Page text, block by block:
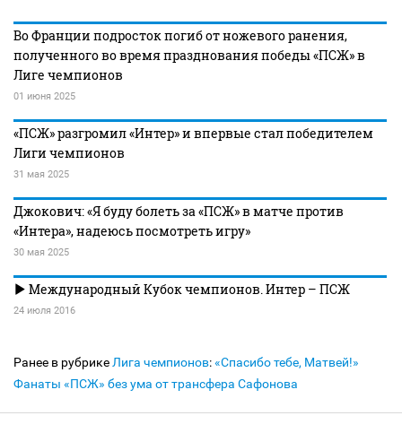
Во Франции подросток погиб от ножевого ранения,
полученного во время празднования победы «ПСЖ» в
Лиге чемпионов
01 июня 2025
«ПСЖ» разгромил «Интер» и впервые стал победителем
Лиги чемпионов
31 мая 2025
Джокович: «Я буду болеть за «ПСЖ» в матче против
«Интера», надеюсь посмотреть игру»
30 мая 2025
Международный Кубок чемпионов. Интер – ПСЖ
24 июля 2016
Ранее в рубрике Лига чемпионов:«Спасибо тебе, Матвей!»
Фанаты «ПСЖ» без ума от трансфера Сафонова